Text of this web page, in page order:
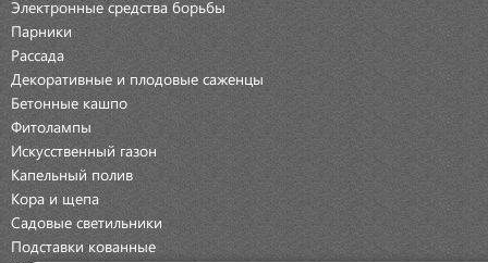
Электронные средства борьбы
Парники
Рассада
Декоративные и плодовые саженцы
Бетонные кашпо
Фитолампы
Искусственный газон
Капельный полив
Кора и щепа
Садовые светильники
Подставки кованные